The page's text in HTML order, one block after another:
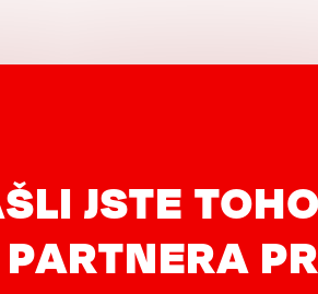
JSTE
PARTNERA